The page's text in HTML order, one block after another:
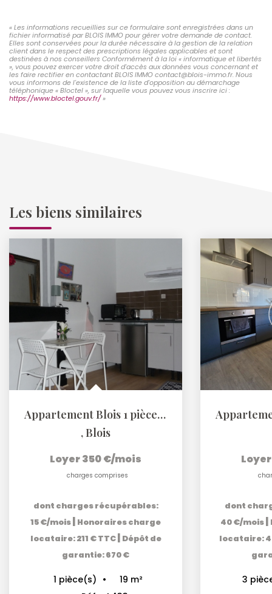
« Les informations recueillies sur ce formulaire sont enregistrées dans un
fichier informatisé par BLOIS IMMO pour gérer votre demande de contact.
Elles sont conservées pour la durée nécessaire à la gestion de la relation
client dans le respect des prescriptions légales applicables et sont
destinées à nos conseillers Conformément à la loi « informatique et libertés
», vous pouvez exercer votre droit d'accès aux données vous concernant et
les faire rectifier en contactant BLOIS IMMO contact@blois-immo.fr. Nous
vous informons de l'existence de la liste d'opposition au démarchage
téléphonique « Bloctel », sur laquelle vous pouvez vous inscrire ici :
https://www.bloctel.gouv.fr/»
Les biens similaires
Appartement Blois 1 pièce(s) 19m2
,Blois
Loyer 350 €/mois
charges comprises
dont charges récupérables:
15 €/mois| Honoraires charge
locataire: 211 € TTC| Dépôt de
garantie: 670 €
1 pièce(s) 19 m²
dont
40 €/mois|
locataire:
3